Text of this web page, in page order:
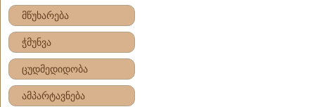
მწუხარება
ჭმუნვა
ცუდმედიდობა
ამპარტავნება